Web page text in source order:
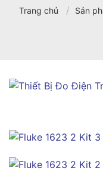
Trang chủ / Sản